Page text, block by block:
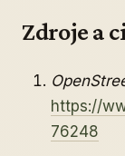
Zdroje a
https://
76248